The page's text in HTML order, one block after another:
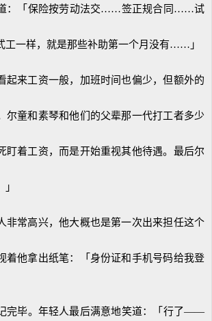
「保险按劳动法交……签正规合同……试
工一样，就是那些补助第一个月没有……」
来工资一般，加班时间也偏少，但额外的
尔童和素琴和他们的父辈那一代打工者多少
盯着工资，而是开始重视其他待遇。最后尔
常高兴，他大概也是第一次出来担任这个
着他拿出纸笔：「身份证和手机号码给我登
毕。年轻人最后满意地笑道：「行了——